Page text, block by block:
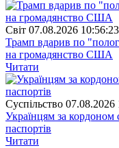
Свiт 07.08.2026 10:56:23
Трамп вдарив по
на громадянство США
Читати
Суспiльство 07.08.2026
Українцям за
паспортів
Читати